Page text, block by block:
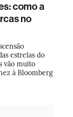
como a
no
estrelas do
vão muito
à Bloomberg